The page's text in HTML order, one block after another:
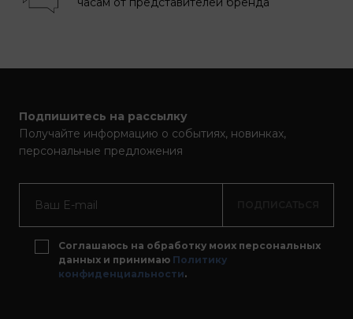
Подпишитесь на рассылку
Получайте информацию о событиях, новинках,
персональные предложения
Соглашаюсь на обработку моих персональных
данных и принимаю Политику
конфиденциальности.